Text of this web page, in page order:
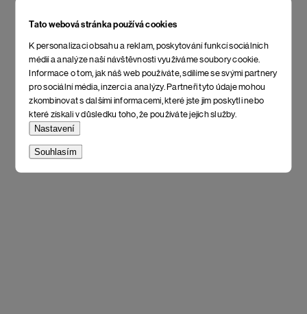
Tato webová stránka používá cookies
K personalizaci obsahu a reklam, poskytování funkcí sociálních
médií a analýze naší návštěvnosti využíváme soubory cookie.
Informace o tom, jak náš web používáte, sdílíme se svými partnery
pro sociální média, inzerci a analýzy. Partneři tyto údaje mohou
zkombinovat s dalšími informacemi, které jste jim poskytli nebo
které získali v důsledku toho, že používáte jejich služby.
Nastavení
Souhlasím